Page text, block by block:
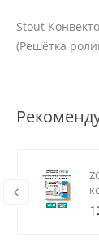
Stout
(Решётка